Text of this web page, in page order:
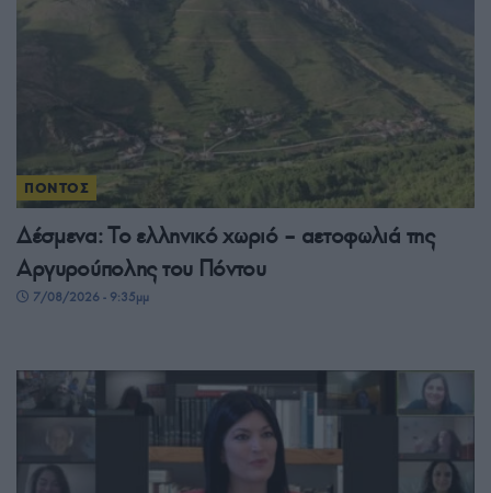
ΠΟΝΤΟΣ
Δέσμενα: Το ελληνικό χωριό – αετοφωλιά της
Αργυρούπολης του Πόντου
7/08/2026 - 9:35μμ